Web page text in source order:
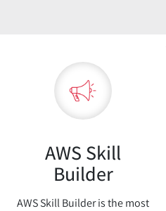
AWS Skill
Builder
AWS Skill Builder is the most